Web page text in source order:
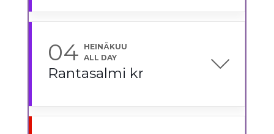
04
HEINÄKUU
ALL DAY
Rantasalmi kr